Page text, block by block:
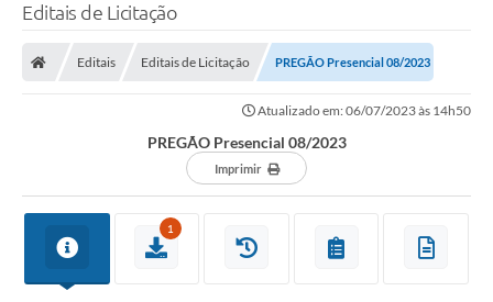
Carta de Serviços
Telefones Úteis
IPTU, ALVARÁ, ISS E OUTROS SERVIÇOS
Livro Eletrônico
Editais de Licitação
Editais Editais de Licitação PREGÃO Presencial 08/2023
Atualizado em: 06/07/2023 às 14h50
PREGÃO Presencial 08/2023
Imprimir
1